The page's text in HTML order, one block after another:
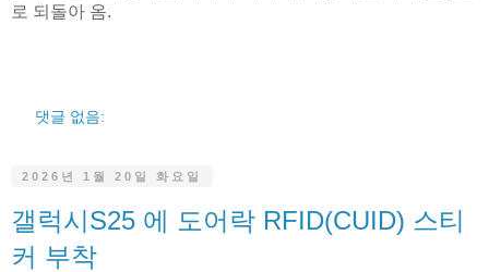
로 되돌아 옴.
댓글 없음:
2026년 1월 20일 화요일
갤럭시S25 에 도어락 RFID(CUID) 스티
커 부착